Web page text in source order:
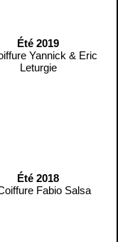
Été 2019
Été 2018